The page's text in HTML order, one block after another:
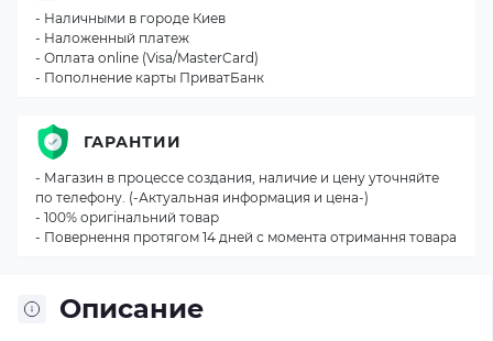
Описание
- Наличными в городе Киев
- Наложенный платеж
- Оплата online (Visa/MasterCard)
- Пополнение карты ПриватБанк
ГАРАНТИИ
- Магазин в процессе создания, наличие и цену уточняйте
по телефону. (-Актуальная информация и цена-)
- 100% оригінальний товар
- Повернення протягом 14 дней с момента отримання товара